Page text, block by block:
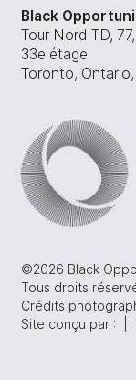
Black
Tour Nord TD,
33e étage
Toronto, Ontario,
©2026 Black
Tous droits
Crédits
Site conçu par : |